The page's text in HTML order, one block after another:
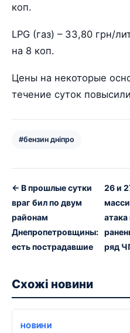
коп.
LPG (газ) – 33,80 грн/
на 8 коп.
Цены на некоторые
течение суток
#бензин дніпро
← В прошлые сутки
враг бил по двум
районам
Днепропетровщины:
есть пострадавшие
26 и
ряд
Схожі новини
НОВИНИ